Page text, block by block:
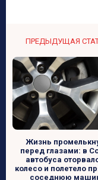
ПРЕДЫДУЩАЯ
Жизнь
перед глазами: в
автобуса
колесо и полетело
соседнюю